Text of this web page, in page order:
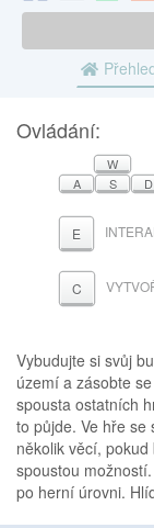
Ovládání:
W
A
S D
E
C
Vybudujte si svůj
území a zásobte
spousta ostatních
to půjde. Ve hře
několik věcí,
spoustou
po herní úrovni.